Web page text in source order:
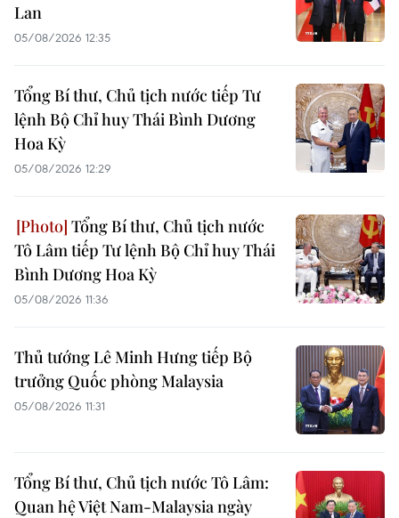
Lan
05/08/2026 12:35
Tổng Bí thư, Chủ tịch nước tiếp Tư
lệnh Bộ Chỉ huy Thái Bình Dương
Hoa Kỳ
05/08/2026 12:29
Tổng Bí thư, Chủ tịch nước
Tô Lâm tiếp Tư lệnh Bộ Chỉ huy Thái
Bình Dương Hoa Kỳ
05/08/2026 11:36
Thủ tướng Lê Minh Hưng tiếp Bộ
trưởng Quốc phòng Malaysia
05/08/2026 11:31
Tổng Bí thư, Chủ tịch nước Tô Lâm:
Quan hệ Việt Nam-Malaysia ngày